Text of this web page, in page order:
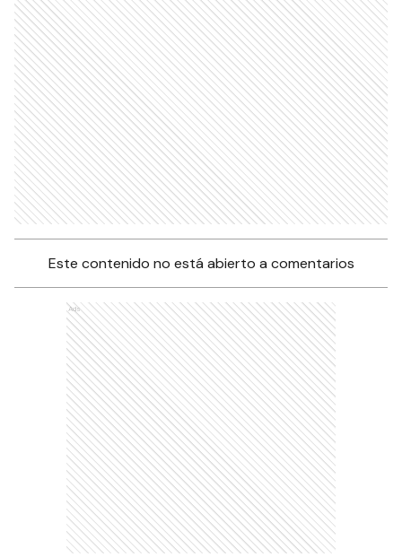
Este contenido no está abierto a comentarios
Ads